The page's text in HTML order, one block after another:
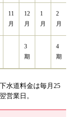
11
月
12
月
1
月
2
月
3
期
4
期
水道料金は毎月25
営業日。